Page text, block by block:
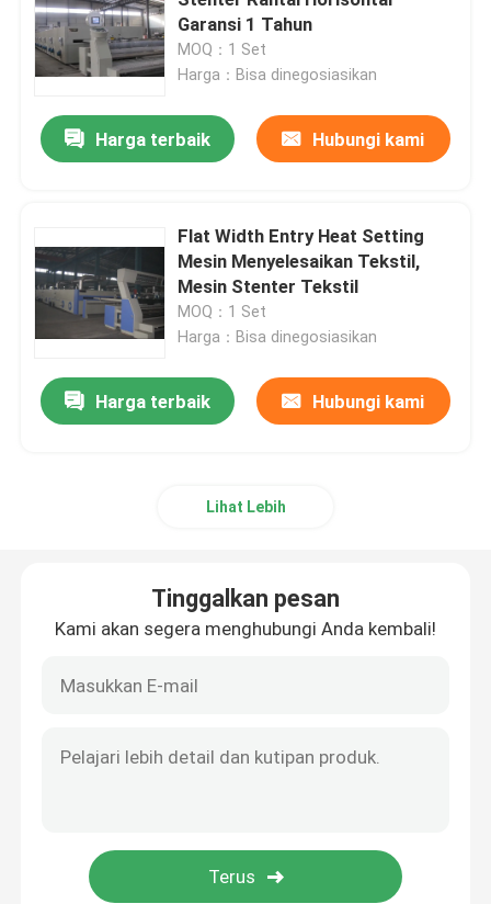
Mesin Hot Air Stenter
Mesin Stenter Tekstil
Mesin Finishing Tekstil
mesin cetak layar Rotary
Loop Steamer mesin
Mesin Pengeringan Silinder
Rak Penyimpanan Logam
Mesin Mercerizing
Lini Produksi Serat Pokok Poliester
Garansi 1 Tahun
MOQ：1 Set
Harga：Bisa dinegosiasikan
Harga terbaik Hubungi kami
Flat Width Entry Heat Setting
Mesin Menyelesaikan Tekstil,
Mesin Stenter Tekstil
MOQ：1 Set
Harga：Bisa dinegosiasikan
Harga terbaik Hubungi kami
Lihat Lebih
Tinggalkan pesan
Kami akan segera menghubungi Anda kembali!